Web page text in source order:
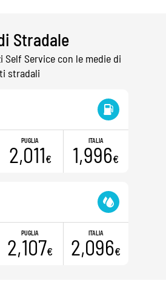
Stradale
Self Service con le medie di
stradali
PUGLIA
2,011€
ITALIA
1,996€
PUGLIA
2,107€
ITALIA
2,096€